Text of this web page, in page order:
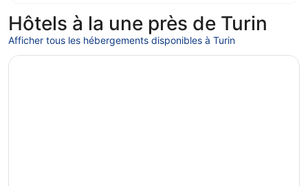
Hôtels à la une près de Turin
Afficher tous les hébergements disponibles à Turin
S’ouvre dans une nouvelle fenêtre
Principi di Piemonte | UNA Esperienze | Preferred Hotels